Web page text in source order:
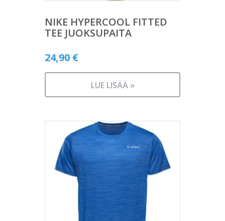
NIKE HYPERCOOL FITTED
TEE JUOKSUPAITA
24,90 €
LUE LISÄÄ »